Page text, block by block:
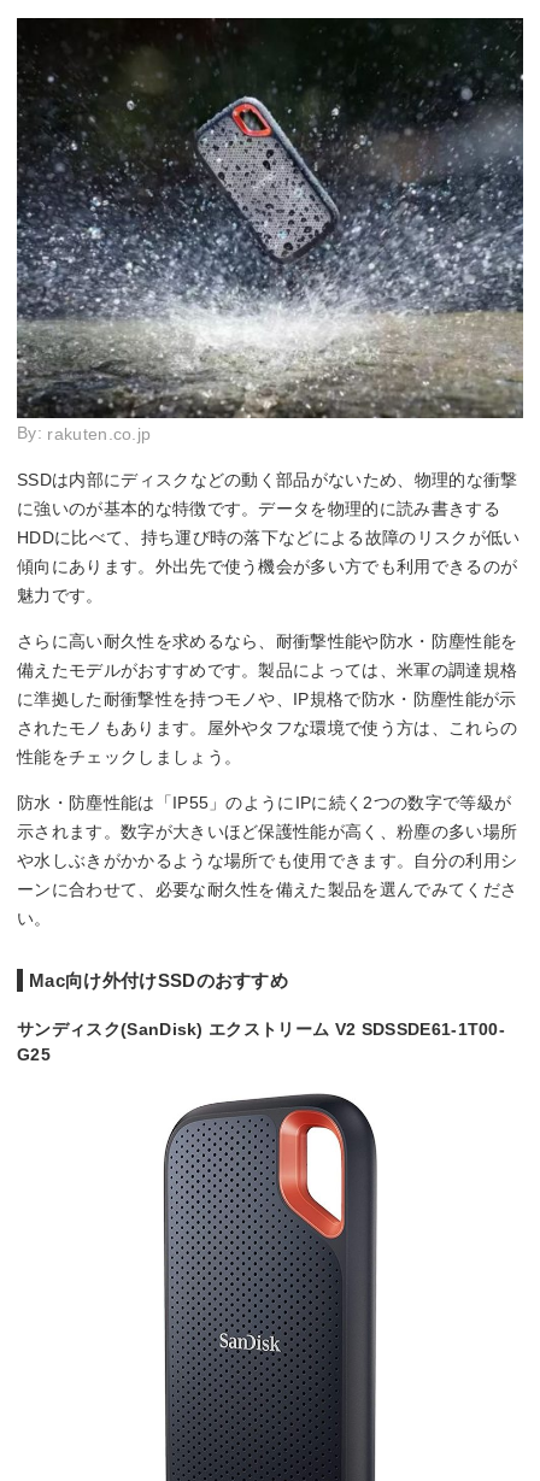
By: rakuten.co.jp
SSDは内部にディスクなどの動く部品がないため、物理的な衝撃
に強いのが基本的な特徴です。データを物理的に読み書きする
HDDに比べて、持ち運び時の落下などによる故障のリスクが低い
傾向にあります。外出先で使う機会が多い方でも利用できるのが
魅力です。
さらに高い耐久性を求めるなら、耐衝撃性能や防水・防塵性能を
備えたモデルがおすすめです。製品によっては、米軍の調達規格
に準拠した耐衝撃性を持つモノや、IP規格で防水・防塵性能が示
されたモノもあります。屋外やタフな環境で使う方は、これらの
性能をチェックしましょう。
防水・防塵性能は「IP55」のようにIPに続く2つの数字で等級が
示されます。数字が大きいほど保護性能が高く、粉塵の多い場所
や水しぶきがかかるような場所でも使用できます。自分の利用シ
ーンに合わせて、必要な耐久性を備えた製品を選んでみてくださ
い。
Mac向け外付けSSDのおすすめ
サンディスク(SanDisk) エクストリーム V2 SDSSDE61-1T00-
G25